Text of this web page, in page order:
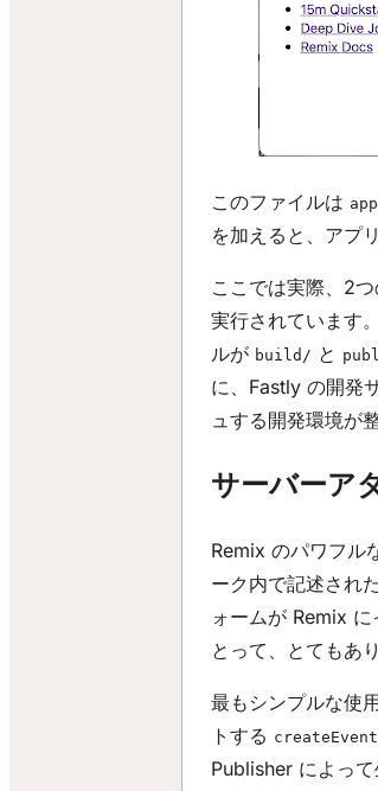
このファイルは
を加えると、アプ
ここでは実際、2
実行されています。
ルが build/ と
に、Fastly の開発
ュする開発環境が
サーバーア
Remix のパワフル
ーク内で記述され
ォームが Remix
とって、とてもあ
最もシンプルな使
トする
Publisher によっ